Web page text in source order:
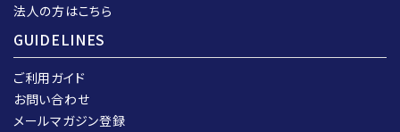
法人の方はこちら
GUIDELINES
ご利用ガイド
お問い合わせ
メールマガジン登録